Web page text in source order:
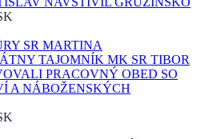
SR MARTINA
TAJOMNÍK MK SR TIBOR
PRACOVNÝ OBED SO
A NÁBOŽENSKÝCH